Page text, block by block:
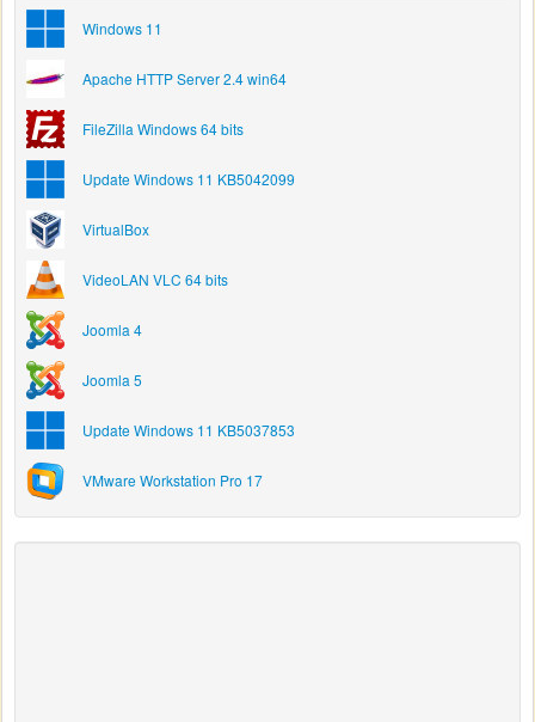
Windows 11
Apache HTTP Server 2.4 win64
FileZilla Windows 64 bits
Update Windows 11 KB5042099
VirtualBox
VideoLAN VLC 64 bits
Joomla 4
Joomla 5
Update Windows 11 KB5037853
VMware Workstation Pro 17